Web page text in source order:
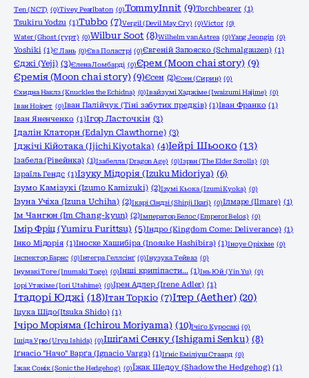
Ten (NCT) (0)Tivey Pearlbaton (0)TommyInnit (9)Torchbearer (1)
Tsukiru Yodzu (1)Tubbo (7)Vergil (Devil May Cry) (0)Victor (0)
Water (Ghost (гурт) (0)Wilbur Soot (8)Wilhelm van Astrea (0)Yang Jeongin (0)
Yoshiki (1)Є Лань (0)Єва Поластрі (0)Євгеній Запояско (Schmalgauzen) (1)
Єджі (Yeji) (3)Єлена Ломбарді (0)Єрем (Moon chai story) (9)
Єремія (Moon chai story) (9)Єсен (2)Єсен (Сирин) (0)
Єхидна Наклз (Knuckles the Echidna) (0)Івайзумі Хаджіме (Iwaizumi Hajime) (0)
Іван Ноірет (0)Іван Палійчук (Тіні забутих предків) (1)Іван Франко (1)
Іван Яненченко (1)Ігор Ласточкін (3)
Ідалін Клаторн (Edalyn Clawthorne) (3)
Іджічі Кійотака (Ijichi Kiyotaka) (4)Іейрі Шьооко (13)
Ізабела (Рівейнка) (1)Ізабелла (Dragon Age) (0)Ізран (The Elder Scrolls) (0)
Ізраїль Гендс (1)Ізуку Мідорія (Izuku Midoriya) (6)
Ізумо Камізукі (Izumo Kamizuki) (2)Ізумі Кьока (Izumi Kyoka) (0)
Ізуна Учіха (Izuna Uchiha) (2)Ікарі Сіндзі (Shinji Ikari) (0)Ілмаре (Ilmare) (1)
Ім Чангюн (Im Chang-kyun) (2)Імператор Белос (Emperor Belos) (0)
Імір Фріц (Yumiru Furittsu) (5)Індро (Kingdom Come: Deliverance) (1)
Інко Мідорія (1)Іноске Хашибіра (Inosuke Hashibira) (1)Іноуе Оріхіме (0)
Інспектор Барнс (0)Інтегра Геллсінґ (0)Інузука Тейваз (0)
Інумакі Тоге (Inumaki Toge) (0)Інші крипіпасти... (1)Інь Юй (Yin Yu) (0)
Іорі Утахіме (Iori Utahime) (0)Ірен Адлер (Irene Adler) (1)
Ітадорі Юджі (18)Ітан Торкіо (7)Ітер (Aether) (20)
Іцука Шідо(Itsuka Shido) (1)
Ічіро Моріяма (Ichirou Moriyama) (10)Ічіґо Куросакі (0)
Ішіда Урю (Uryu Ishida) (0)Ішіґамі Сенку (Ishigami Senku) (8)
Іґнасіо "Начо" Варґа (Ignacio Varga) (1)Іґніс Еміліуш Стаард (0)
Їжак Сонік (Sonic the Hedgehog) (0)Їжак Шедоу (Shadow the Hedgehog) (1)